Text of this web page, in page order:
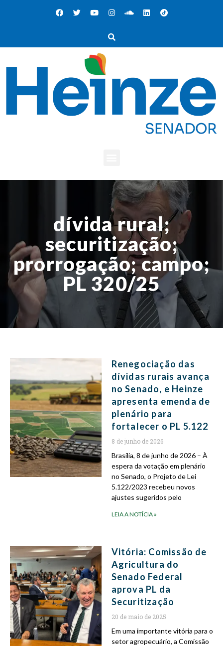
dívida rural;
securitização;
prorrogação; campo;
PL 320/25
Renegociação das
dívidas rurais avança
no Senado, e Heinze
apresenta emenda de
plenário para
fortalecer o PL 5.122
8 de junho de 2026
Brasília, 8 de junho de 2026 – À
espera da votação em plenário
no Senado, o Projeto de Lei
5.122/2023 recebeu novos
ajustes sugeridos pelo
LEIA A NOTÍCIA »
Vitória: Comissão de
Agricultura do
Senado Federal
aprova PL da
Securitização
20 de maio de 2025
Em uma importante vitória para o
setor agropecuário, a Comissão